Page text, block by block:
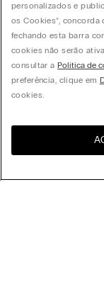
personalizados e
os Cookies”,
fechando esta barra
cookies não serão
consultar aPolítica de
preferência, clique em
cookies.